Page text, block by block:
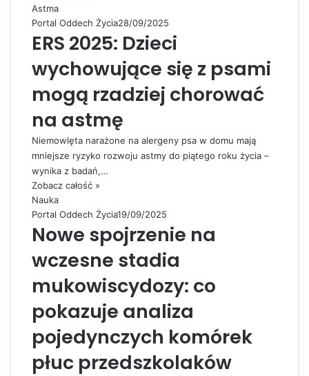
Astma
Portal Oddech Życia28/09/2025
ERS 2025: Dzieci
wychowujące się z psami
mogą rzadziej chorować
na astmę
Niemowlęta narażone na alergeny psa w domu mają
mniejsze ryzyko rozwoju astmy do piątego roku życia –
wynika z badań,…
Zobacz całość »
Nauka
Portal Oddech Życia19/09/2025
Nowe spojrzenie na
wczesne stadia
mukowiscydozy: co
pokazuje analiza
pojedynczych komórek
płuc przedszkolaków